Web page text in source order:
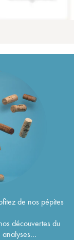
de nos pépites
découvertes du
analyses...